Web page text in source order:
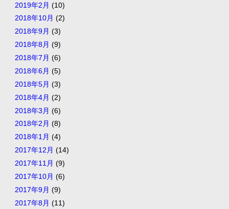
2019年2月 (10)
2018年10月 (2)
2018年9月 (3)
2018年8月 (9)
2018年7月 (6)
2018年6月 (5)
2018年5月 (3)
2018年4月 (2)
2018年3月 (6)
2018年2月 (8)
2018年1月 (4)
2017年12月 (14)
2017年11月 (9)
2017年10月 (6)
2017年9月 (9)
2017年8月 (11)